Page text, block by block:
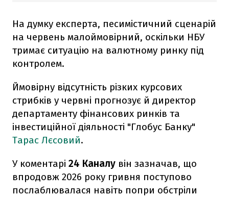
На думку експерта, песимістичний сценарій
на червень малоймовірний, оскільки НБУ
тримає ситуацію на валютному ринку під
контролем.
Ймовірну відсутність різких курсових
стрибків у червні прогнозує й директор
департаменту фінансових ринків та
інвестиційної діяльності "Глобус Банку"
Тарас Лєсовий.
У коментарі 24 Каналу він зазначав, що
впродовж 2026 року гривня поступово
послаблювалася навіть попри обстріли